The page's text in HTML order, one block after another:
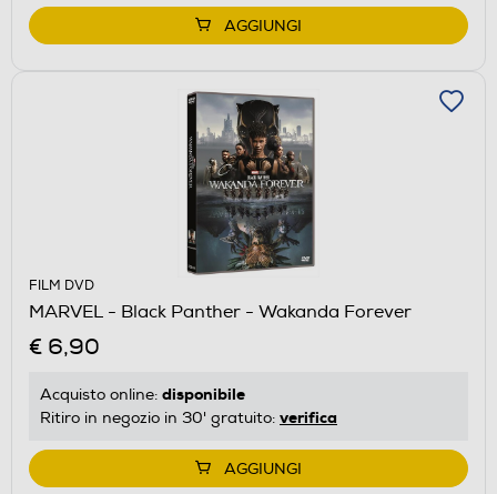
AGGIUNGI
FILM DVD
MARVEL - Black Panther - Wakanda Forever
€ 6,90
Acquisto online: disponibile
Ritiro in negozio in 30' gratuito: verifica
AGGIUNGI